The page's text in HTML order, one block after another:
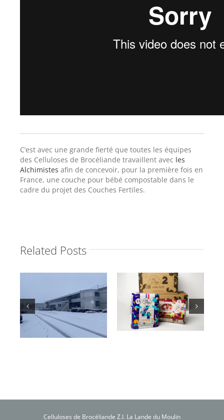
C’est avec une grande fierté que toutes les équipes
des Celluloses de Brocéliande travaillent avec les
Alchimistes afin de concevoir, pour la première fois en
France, une couche pour bébé compostable dans le
cadre du projet des Couches Fertiles.
Related Posts
Celluloses de Brocéliande Z.I. La Lande du Moulin